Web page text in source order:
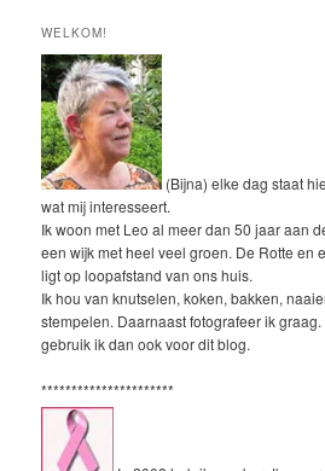
WELKOM!
(Bijna) elke dag staat
wat mij interesseert.
Ik woon met Leo al meer dan 50 jaar aan
een wijk met heel veel groen. De Rotte en
ligt op loopafstand van ons huis.
Ik hou van knutselen, koken, bakken,
stempelen. Daarnaast fotografeer ik
gebruik ik dan ook voor dit blog.
**********************